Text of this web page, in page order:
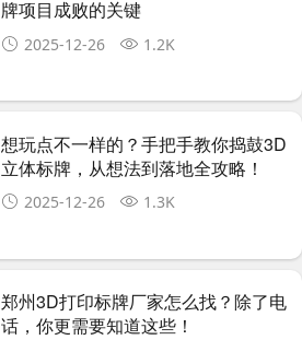
牌项目成败的关键
2025-12-26 1.2K
想玩点不一样的？手把手教你捣鼓3D
立体标牌，从想法到落地全攻略！
2025-12-26 1.3K
郑州3D打印标牌厂家怎么找？除了电
话，你更需要知道这些！